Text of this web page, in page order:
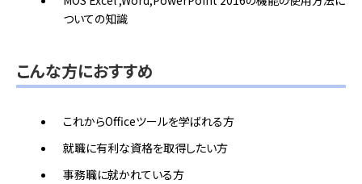
ついての知識
こんな方におすすめ
これからOfficeツールを学ばれる方
就職に有利な資格を取得したい方
事務職に就かれている方